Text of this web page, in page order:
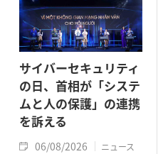
サイバーセキュリティ
の日、首相が「システ
ムと人の保護」の連携
を訴える
06/08/2026 ニュース